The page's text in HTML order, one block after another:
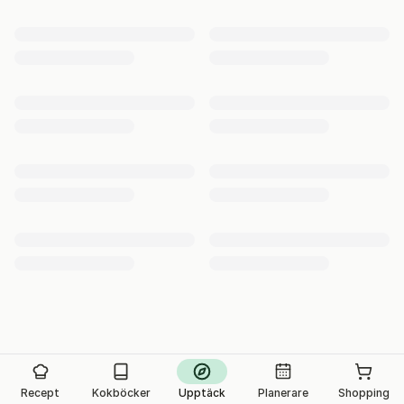
Recept Kokböcker Upptäck Planerare Shopping